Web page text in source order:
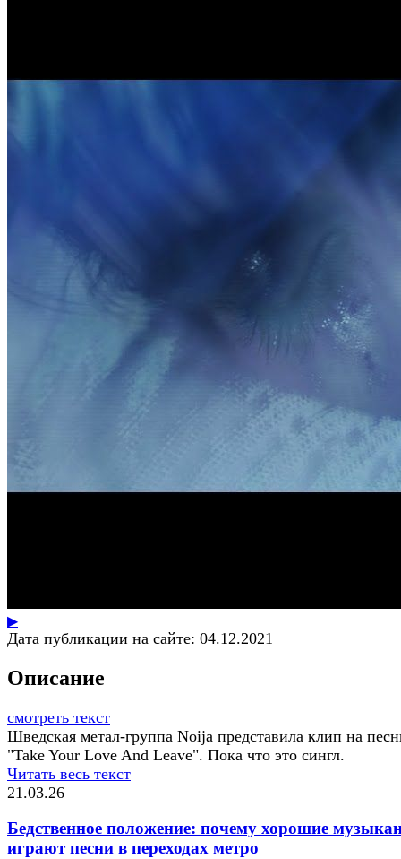
▶
Дата публикации на сайте: 04.12.2021
Описание
смотреть текст
Шведская метал-группа Noija представила клип на
"Take Your Love And Leave". Пока что это сингл.
Читать весь текст
21.03.26
Бедственное положение: почему хорошие
играют песни в переходах метро